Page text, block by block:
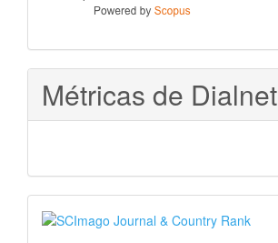
Métricas de Dialnet
SJR